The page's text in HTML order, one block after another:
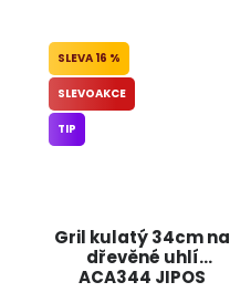
Gril kulatý 34cm na
dřevěné uhlí
ACA344 JIPOS
16 %
SLEVOAKCE
TIP